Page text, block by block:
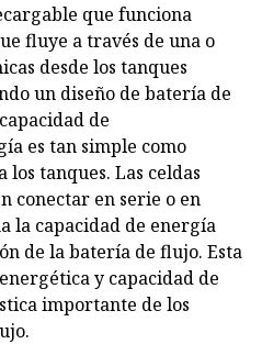
que funciona
fluye a través de una o
desde los tanques
un diseño de batería de
de
es tan simple como
tanques. Las celdas
conectar en serie o en
la capacidad de energía
de la batería de flujo. Esta
y capacidad de
importante de los